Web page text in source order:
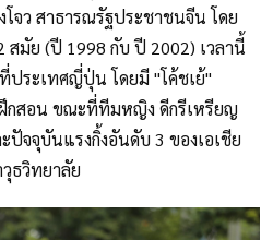
จว สาธารณรัฐประชาชนจีน โดย
มัย (ปี 1998 กับ ปี 2002) เวลานี้
ประเทศญี่ปุ่น โดยมี "โค้ชเย้"
กสอน ขณะที่ทีมหญิง ดีกรีเหรียญ
จจุบันแรงกิ้งอันดับ 3 ของเอเชีย
ธวิทยาลัย